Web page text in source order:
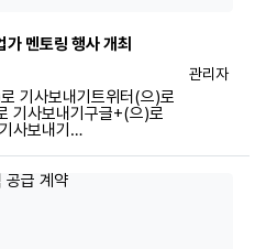
멘토링 행사 개최
등록자
관리자
기사보내기트위터(으)로
기사보내기구글+(으)로
사보내기…